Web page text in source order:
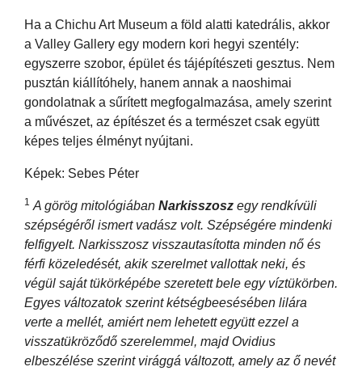
Ha a Chichu Art Museum a föld alatti katedrális, akkor
a Valley Gallery egy modern kori hegyi szentély:
egyszerre szobor, épület és tájépítészeti gesztus. Nem
pusztán kiállítóhely, hanem annak a naoshimai
gondolatnak a sűrített megfogalmazása, amely szerint
a művészet, az építészet és a természet csak együtt
képes teljes élményt nyújtani.
Képek: Sebes Péter
1 A görög mitológiában Narkisszosz egy rendkívüli
szépségéről ismert vadász volt. Szépségére mindenki
felfigyelt. Narkisszosz visszautasította minden nő és
férfi közeledését, akik szerelmet vallottak neki, és
végül saját tükörképébe szeretett bele egy víztükörben.
Egyes változatok szerint kétségbeesésében lilára
verte a mellét, amiért nem lehetett együtt ezzel a
visszatükröződő szerelemmel, majd Ovidius
elbeszélése szerint virággá változott, amely az ő nevét